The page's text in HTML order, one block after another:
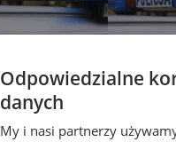
Odpowiedzialne
danych
My i nasi partnerzy